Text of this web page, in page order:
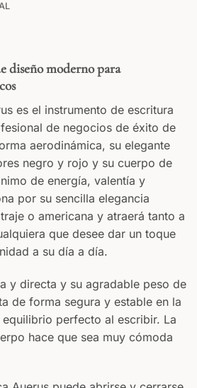
diseño moderno para
es el instrumento de escritura
de negocios de éxito de
aerodinámica, su elegante
negro y rojo y su cuerpo de
de energía, valentía y
por su sencilla elegancia
o americana y atraerá tanto a
que desee dar un toque
a su día a día.
y directa y su agradable peso de
de forma segura y estable en la
perfecto al escribir. La
hace que sea muy cómoda